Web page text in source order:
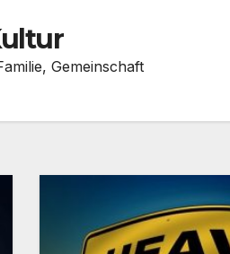
Gemeinschaft